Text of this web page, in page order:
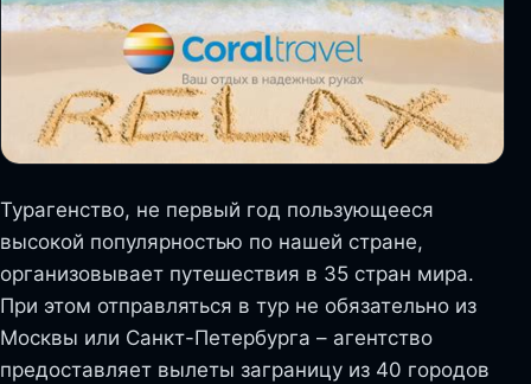
Турагенство, не первый год пользующееся
высокой популярностью по нашей стране,
организовывает путешествия в 35 стран мира.
При этом отправляться в тур не обязательно из
Москвы или Санкт-Петербурга – агентство
предоставляет вылеты заграницу из 40 городов